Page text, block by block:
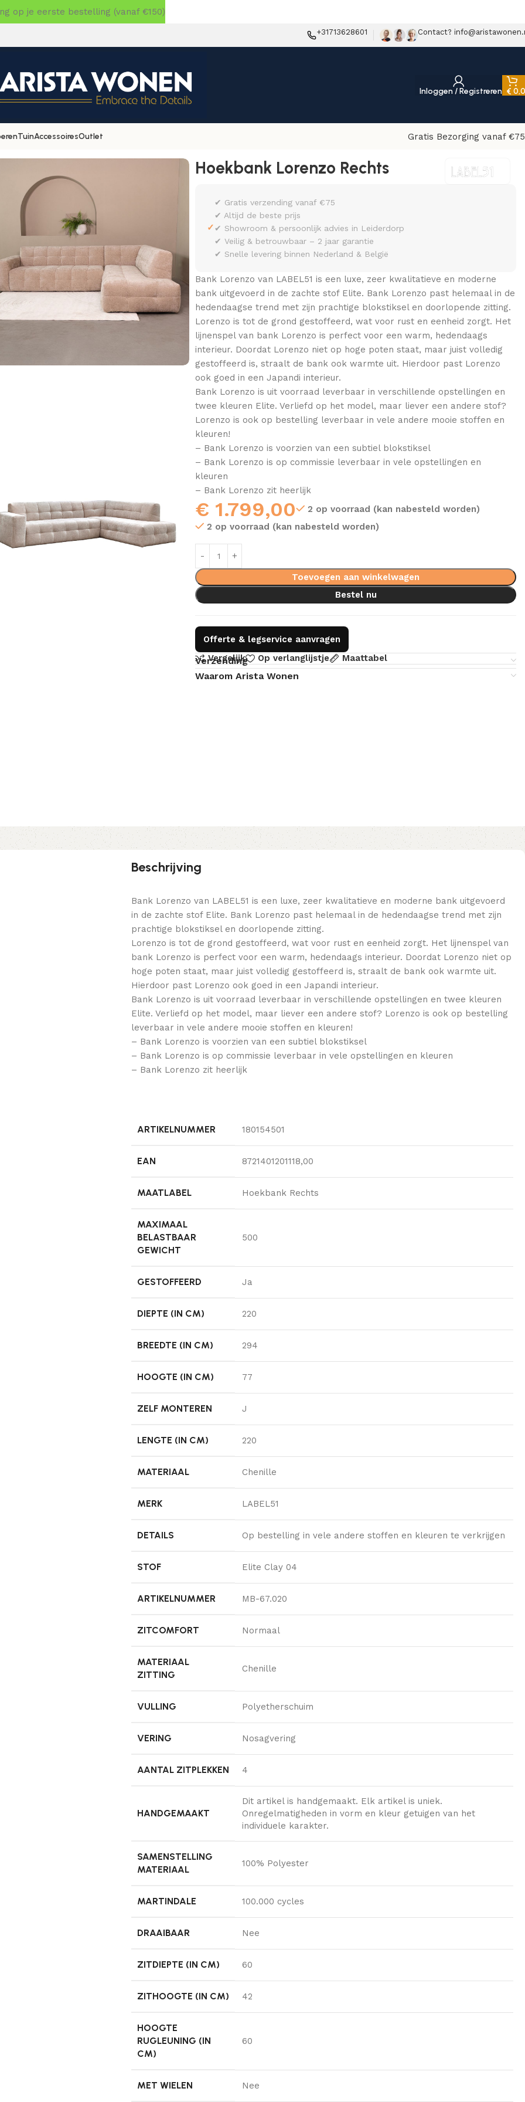
+31713628601 Contact?
Inloggen / Registreren €
TuinAccessoiresOutlet
Gratis Bezorging vanaf
Hoekbank Lorenzo Rechts
✓
✔ Gratis verzending vanaf €75
✔ Altijd de beste prijs
✔ Showroom & persoonlijk advies in Leiderdorp
✔ Veilig & betrouwbaar – 2 jaar garantie
✔ Snelle levering binnen Nederland & België
Bank Lorenzo van LABEL51 is een luxe, zeer kwalitatieve en moderne
bank uitgevoerd in de zachte stof Elite. Bank Lorenzo past helemaal in de
hedendaagse trend met zijn prachtige blokstiksel en doorlopende zitting.
Lorenzo is tot de grond gestoffeerd, wat voor rust en eenheid zorgt. Het
lijnenspel van bank Lorenzo is perfect voor een warm, hedendaags
interieur. Doordat Lorenzo niet op hoge poten staat, maar juist volledig
gestoffeerd is, straalt de bank ook warmte uit. Hierdoor past Lorenzo
ook goed in een Japandi interieur.
Bank Lorenzo is uit voorraad leverbaar in verschillende opstellingen en
twee kleuren Elite. Verliefd op het model, maar liever een andere stof?
Lorenzo is ook op bestelling leverbaar in vele andere mooie stoffen en
kleuren!
– Bank Lorenzo is voorzien van een subtiel blokstiksel
– Bank Lorenzo is op commissie leverbaar in vele opstellingen en
kleuren
– Bank Lorenzo zit heerlijk
€ 1.799,00
2 op voorraad (kan nabesteld worden)
2 op voorraad (kan nabesteld worden)
Toevoegen aan winkelwagen
Bestel nu
Offerte & legservice aanvragen
Vergelijk
Op verlanglijstje Maattabel
Verzending
Waarom Arista Wonen
Beschrijving
Bank Lorenzo van LABEL51 is een luxe, zeer kwalitatieve en moderne bank uitgevoerd
in de zachte stof Elite. Bank Lorenzo past helemaal in de hedendaagse trend met zijn
prachtige blokstiksel en doorlopende zitting.
Lorenzo is tot de grond gestoffeerd, wat voor rust en eenheid zorgt. Het lijnenspel van
bank Lorenzo is perfect voor een warm, hedendaags interieur. Doordat Lorenzo niet op
hoge poten staat, maar juist volledig gestoffeerd is, straalt de bank ook warmte uit.
Hierdoor past Lorenzo ook goed in een Japandi interieur.
Bank Lorenzo is uit voorraad leverbaar in verschillende opstellingen en twee kleuren
Elite. Verliefd op het model, maar liever een andere stof? Lorenzo is ook op bestelling
leverbaar in vele andere mooie stoffen en kleuren!
– Bank Lorenzo is voorzien van een subtiel blokstiksel
– Bank Lorenzo is op commissie leverbaar in vele opstellingen en kleuren
– Bank Lorenzo zit heerlijk
ARTIKELNUMMER 180154501
EAN 8721401201118,00
MAATLABEL Hoekbank Rechts
MAXIMAAL
BELASTBAAR
GEWICHT
500
GESTOFFEERD Ja
DIEPTE (IN CM) 220
BREEDTE (IN CM) 294
HOOGTE (IN CM) 77
ZELF MONTEREN J
LENGTE (IN CM) 220
MATERIAAL Chenille
MERK LABEL51
DETAILS Op bestelling in vele andere stoffen en kleuren te verkrijgen
STOF Elite Clay 04
ARTIKELNUMMER MB-67.020
ZITCOMFORT Normaal
MATERIAAL
ZITTING
Chenille
VULLING Polyetherschuim
VERING Nosagvering
AANTAL ZITPLEKKEN 4
HANDGEMAAKT
Dit artikel is handgemaakt. Elk artikel is uniek.
Onregelmatigheden in vorm en kleur getuigen van het
individuele karakter.
SAMENSTELLING
MATERIAAL
100% Polyester
MARTINDALE 100.000 cycles
DRAAIBAAR Nee
ZITDIEPTE (IN CM) 60
ZITHOOGTE (IN CM) 42
HOOGTE
RUGLEUNING (IN
CM)
60
MET WIELEN Nee
op je eerste bestelling (vanaf €150)